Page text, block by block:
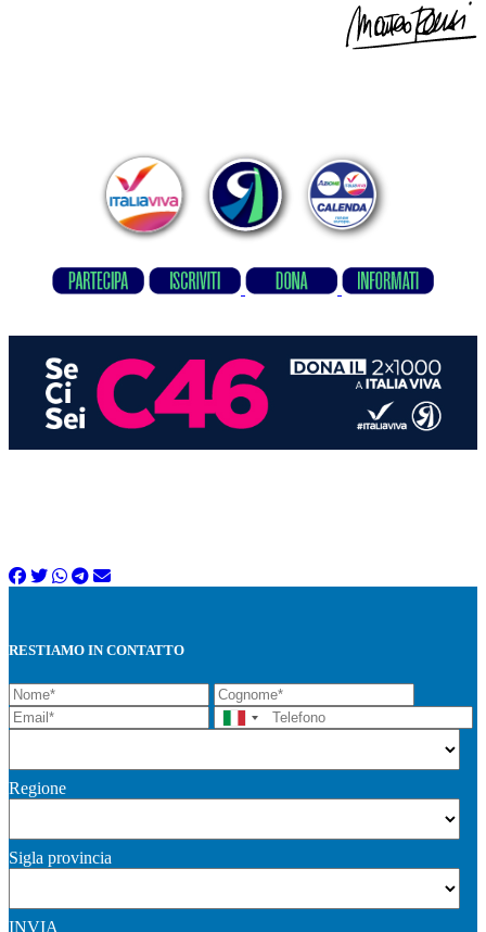
RESTIAMO IN CONTATTO
Regione
Sigla provincia
INVIA